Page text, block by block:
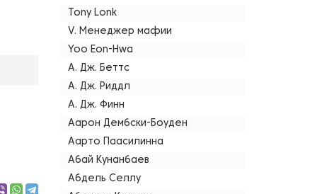
Tony Lonk
V. Менеджер мафии
Yoo Eon-Hwa
А. Дж. Беттс
А. Дж. Риддл
А. Дж. Финн
Аарон Дембски-Боуден
Аарто Паасилинна
Абай Кунанбаев
Абдель Селлу